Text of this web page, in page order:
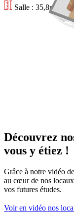
Salle : 35,8m² -
Découvrez
vous y étiez !
Grâce à notre vidéo
au cœur de nos
vos futures études.
Voir en vidéo nos